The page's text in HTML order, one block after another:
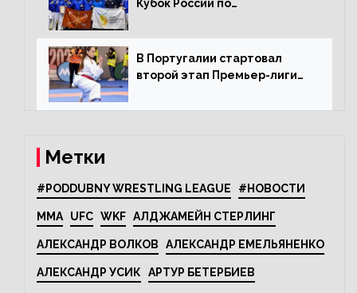
Кубок России по
В Португалии стартовал
второй этап Премьер-лиги
Метки
#PODDUBNY WRESTLING LEAGUE #НОВОСТИ
MMA UFC WKF АЛДЖАМЕЙН СТЕРЛИНГ
АЛЕКСАНДР ВОЛКОВ АЛЕКСАНДР ЕМЕЛЬЯНЕНКО
АЛЕКСАНДР УСИК АРТУР БЕТЕРБИЕВ